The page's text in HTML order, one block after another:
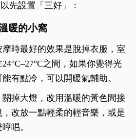
先設置「三好」：
暖的小窩
時最好的效果是脫掉衣服，室
之間，如果你覺得光
有點冷，可以開暖氣輔助。
掉大燈，改用溫暖的黃色間接
改放一點輕柔的輕音樂，或是
唱。